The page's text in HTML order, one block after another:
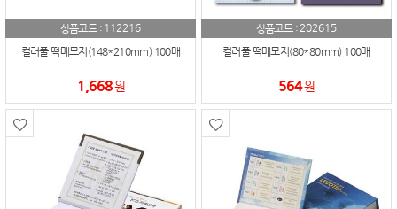
상품코드 : 112216
컬러풀 떡메모지(148*210mm) 100매
1,668원
상품코드 :202615
컬러풀 떡메모지(80*80mm) 100매
564원